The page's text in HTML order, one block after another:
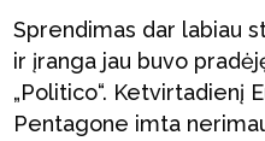
Sprendimas dar labiau
ir įranga jau buvo
„Politico“. Ketvirtadienį
Pentagone imta